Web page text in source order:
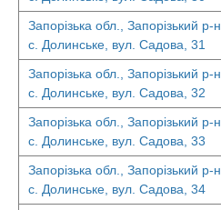
Запорізька обл., Запорізький р-н,
с. Долинське, вул. Садова, 31
Запорізька обл., Запорізький р-н,
с. Долинське, вул. Садова, 32
Запорізька обл., Запорізький р-н,
с. Долинське, вул. Садова, 33
Запорізька обл., Запорізький р-н,
с. Долинське, вул. Садова, 34